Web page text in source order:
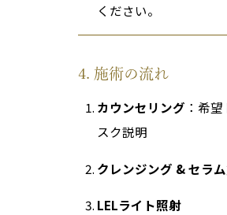
ください。
4. 施術の流れ
カウンセリング ：希
スク説明
クレンジング & セラ
LELライト照射